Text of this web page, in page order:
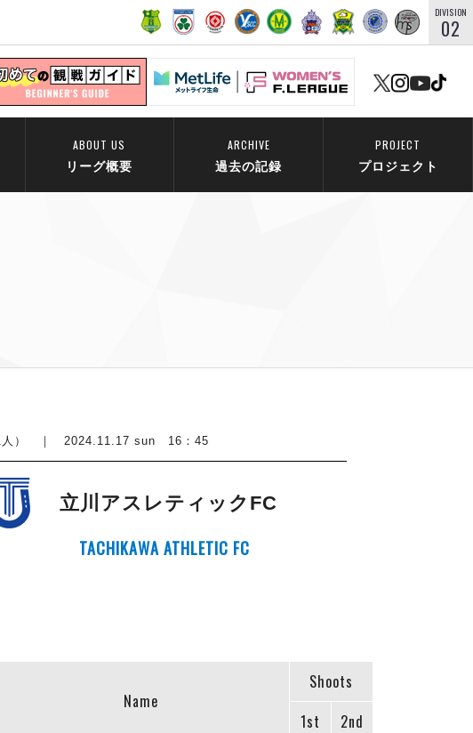
DIVISION
02
ABOUT US
リーグ概要
ARCHIVE
過去の記録
PROJECT
プロジェクト
人） ｜ 2024.11.17 sun 16：45
立川アスレティックFC
TACHIKAWA ATHLETIC FC
Name
Shoots
1st
2nd